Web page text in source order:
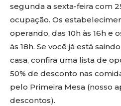
segunda a sexta-feira com
ocupação. Os
operando, das 10h às 16h e
às 18h. Se você já está
casa, confira uma lista de
50% de desconto nas
pelo Primeira Mesa (nosso
descontos).